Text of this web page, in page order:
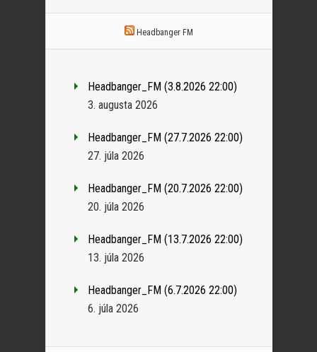
Headbanger FM
Headbanger_FM (3.8.2026 22:00)
3. augusta 2026
Headbanger_FM (27.7.2026 22:00)
27. júla 2026
Headbanger_FM (20.7.2026 22:00)
20. júla 2026
Headbanger_FM (13.7.2026 22:00)
13. júla 2026
Headbanger_FM (6.7.2026 22:00)
6. júla 2026